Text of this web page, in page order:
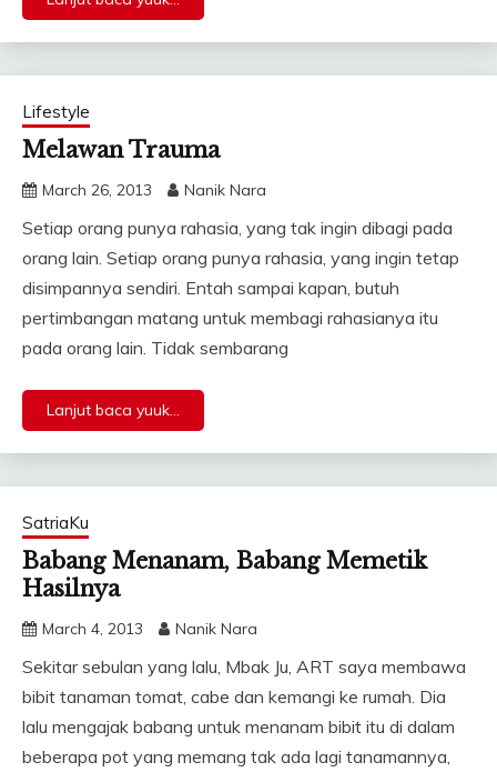
Lifestyle
Melawan Trauma
March 26, 2013 Nanik Nara
Setiap orang punya rahasia, yang tak ingin dibagi pada
orang lain. Setiap orang punya rahasia, yang ingin tetap
disimpannya sendiri. Entah sampai kapan, butuh
pertimbangan matang untuk membagi rahasianya itu
pada orang lain. Tidak sembarang
Lanjut baca yuuk...
SatriaKu
Babang Menanam, Babang Memetik
Hasilnya
March 4, 2013 Nanik Nara
Sekitar sebulan yang lalu, Mbak Ju, ART saya membawa
bibit tanaman tomat, cabe dan kemangi ke rumah. Dia
lalu mengajak babang untuk menanam bibit itu di dalam
beberapa pot yang memang tak ada lagi tanamannya,